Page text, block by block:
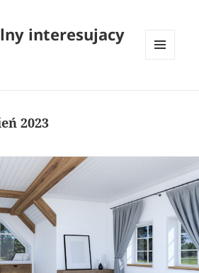
interesujacy
2023